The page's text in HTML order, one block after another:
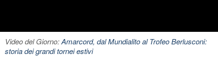
Video del Giorno:Amarcord, dal Mundialito al Trofeo Berlusconi:
storia dei grandi tornei estivi